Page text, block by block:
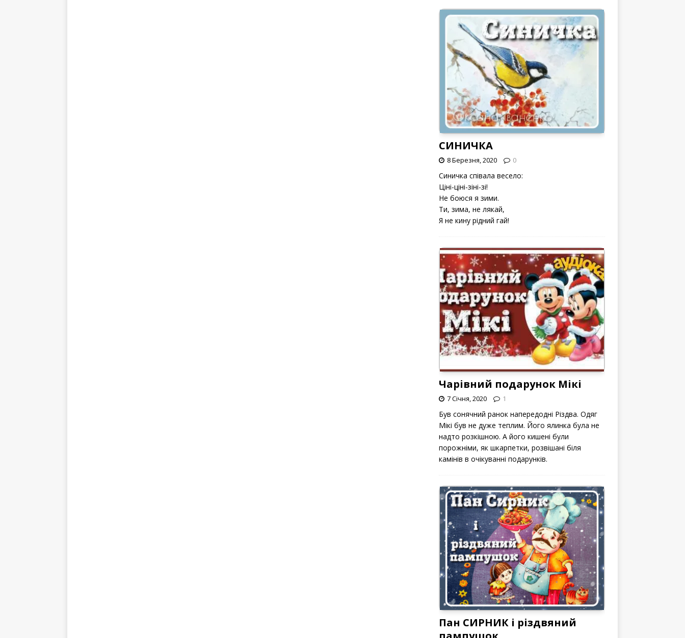
СИНИЧКА
8 Березня, 2020 0
Синичка співала весело:
Ціні-ціні-зіні-зі!
Не боюся я зими.
Ти, зима, не лякай,
Я не кину рідний гай!
Чарівний подарунок Мікі
7 Січня, 2020 1
Був сонячний ранок напередодні Різдва. Одяг
Мікі був не дуже теплим. Його ялинка була не
надто розкішною. А його кишені були
порожніми, як шкарпетки, розвішані біля
камінів в очікуванні подарунків.
Пан СИРНИК і різдвяний